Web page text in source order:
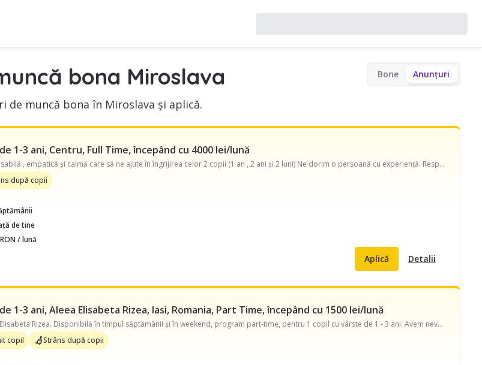
bona Miroslava
de muncă bona în Miroslava și aplică.
Bone Anunțuri
1-3 ani, Centru, Full Time, începând cu 4000 lei/lună
Căutăm o persoană responsabilă , empatică și calmă care să ne ajute în îngrijirea celor 2 copii (1 an , 2 ani și 2 luni) Ne dorim o persoană cu experiență. Responsabilități: schimbat, spălat, hrănit, adormit, plimbat, joacă și activități specifice vârstei, păstrarea unui mediu curat și plăcut
după copii
de tine
/ lună
Aplică Detalii
1-3 ani, Aleea Elisabeta Rizea, Iasi, Romania, Part Time, începând cu 1500 lei/lună
Caut bonă pe strada Aleea Elisabeta Rizea. Disponibilă în timpul săptămânii și în weekend, program part-time, pentru 1 copil cu vârste de 1 - 3 ani. Avem nevoie de ajutor și cu îngrijire copii răciți, să adoarmă copilul, strâns după copil.
copil
Strâns după copii